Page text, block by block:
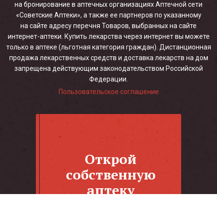
на бронирование в аптечных организациях Аптечной сети
«Советские Аптеки», а также ее партнеров по указанному
на сайте адресу перечня Товаров, выбранных на сайте
интернет-аптеки. Купить лекарства через интернет вы можете
только в аптеке (льготная категория граждан). Дистанционная
продажа лекарственных средств и доставка лекарств на дом
запрещена действующим законодательством Российской
Федерации.
Пользовательское соглашение
Открой
собственную
аптеку